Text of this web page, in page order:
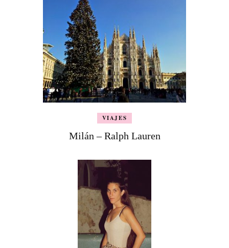
VIAJES
Milán – Ralph Lauren